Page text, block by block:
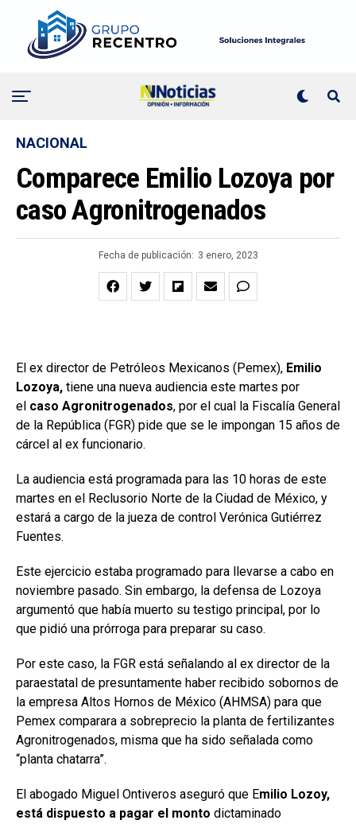
NACIONAL
Comparece Emilio Lozoya por
caso Agronitrogenados
Fecha de publicación: 3 enero, 2023
El ex director de Petróleos Mexicanos (Pemex), Emilio
Lozoya, tiene una nueva audiencia este martes por
el caso Agronitrogenados, por el cual la Fiscalía General
de la República (FGR) pide que se le impongan 15 años de
cárcel al ex funcionario.
La audiencia está programada para las 10 horas de este
martes en el Reclusorio Norte de la Ciudad de México, y
estará a cargo de la jueza de control Verónica Gutiérrez
Fuentes.
Este ejercicio estaba programado para llevarse a cabo en
noviembre pasado. Sin embargo, la defensa de Lozoya
argumentó que había muerto su testigo principal, por lo
que pidió una prórroga para preparar su caso.
Por este caso, la FGR está señalando al ex director de la
paraestatal de presuntamente haber recibido sobornos de
la empresa Altos Hornos de México (AHMSA) para que
Pemex comparara a sobreprecio la planta de fertilizantes
Agronitrogenados, misma que ha sido señalada como
“planta chatarra”.
El abogado Miguel Ontiveros aseguró que Emilio Lozoy,
está dispuesto a pagar el monto dictaminado